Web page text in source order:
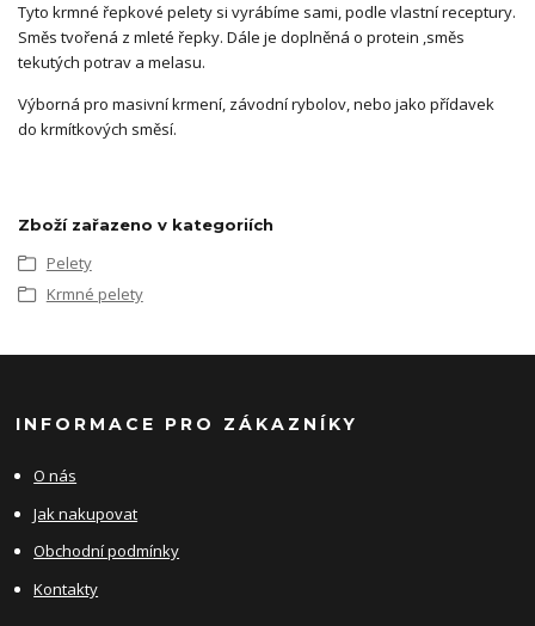
Tyto krmné řepkové pelety si vyrábíme sami, podle vlastní receptury.
Směs tvořená z mleté řepky. Dále je doplněná o protein ,směs
tekutých potrav a melasu.
Výborná pro masivní krmení, závodní rybolov, nebo jako přídavek
do krmítkových směsí.
Zboží zařazeno v kategoriích
Pelety
Krmné pelety
INFORMACE PRO ZÁKAZNÍKY
O nás
Jak nakupovat
Obchodní podmínky
Kontakty